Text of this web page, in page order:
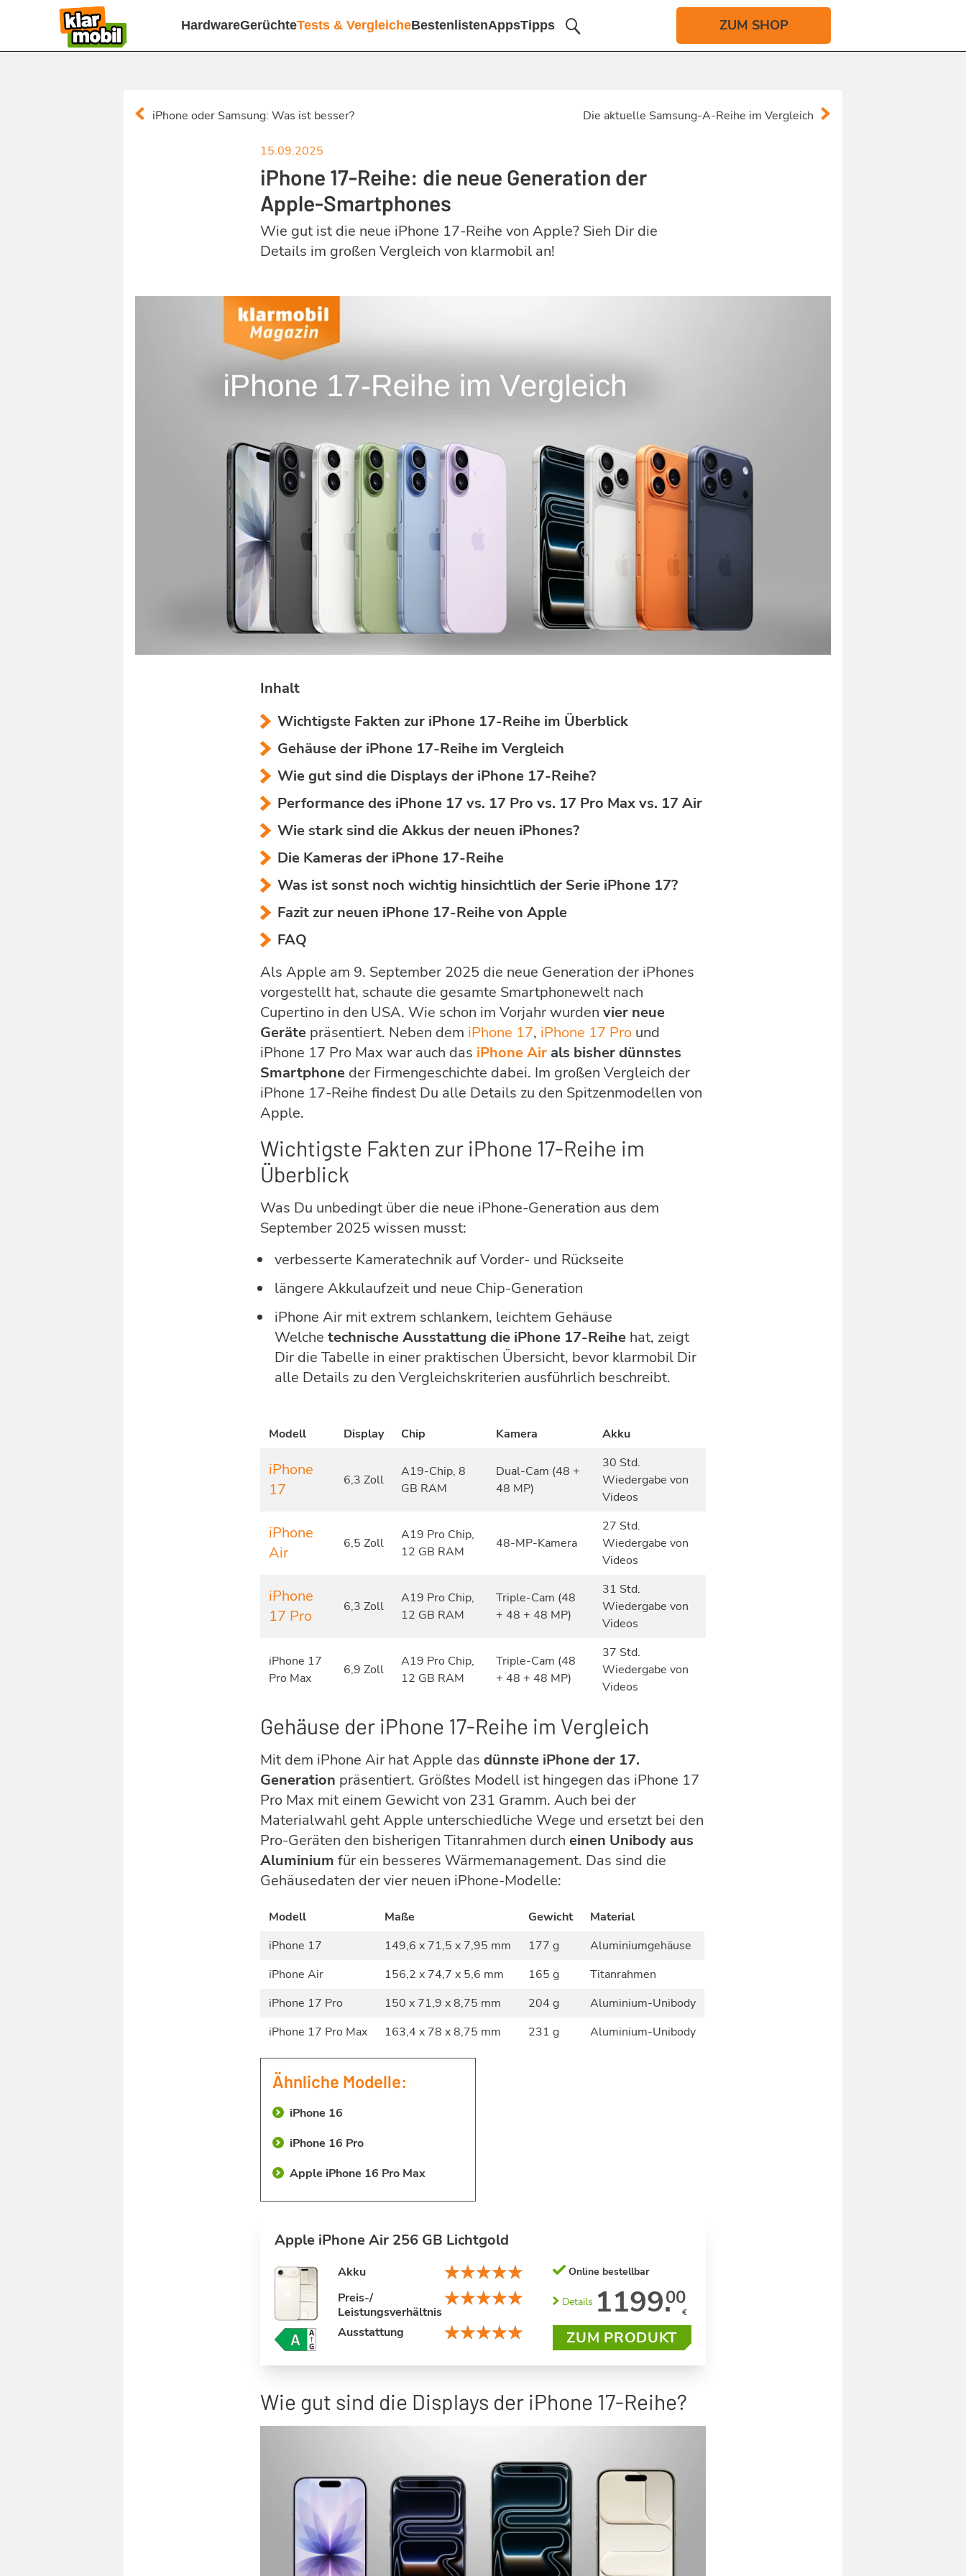
HardwareGerüchteTests & VergleicheBestenlistenAppsTipps ZUM SHOP
iPhone oder Samsung: Was ist besser? Die aktuelle Samsung-A-Reihe im Vergleich
15.09.2025
iPhone 17-Reihe: die neue Generation der
Apple-Smartphones
Wie gut ist die neue iPhone 17-Reihe von Apple? Sieh Dir die
Details im großen Vergleich von klarmobil an!
Inhalt
Wichtigste Fakten zur iPhone 17-Reihe im Überblick
Gehäuse der iPhone 17-Reihe im Vergleich
Wie gut sind die Displays der iPhone 17-Reihe?
Performance des iPhone 17 vs. 17 Pro vs. 17 Pro Max vs. 17 Air
Wie stark sind die Akkus der neuen iPhones?
Die Kameras der iPhone 17-Reihe
Was ist sonst noch wichtig hinsichtlich der Serie iPhone 17?
Fazit zur neuen iPhone 17-Reihe von Apple
FAQ
Als Apple am 9. September 2025 die neue Generation der iPhones
vorgestellt hat, schaute die gesamte Smartphonewelt nach
Cupertino in den USA. Wie schon im Vorjahr wurden vier neue
Geräte präsentiert. Neben dem iPhone 17, iPhone 17 Pro und
iPhone 17 Pro Max war auch das iPhone Air als bisher dünnstes
Smartphone der Firmengeschichte dabei. Im großen Vergleich der
iPhone 17-Reihe findest Du alle Details zu den Spitzenmodellen von
Apple.
Wichtigste Fakten zur iPhone 17-Reihe im
Überblick
Was Du unbedingt über die neue iPhone-Generation aus dem
September 2025 wissen musst:
verbesserte Kameratechnik auf Vorder- und Rückseite
längere Akkulaufzeit und neue Chip-Generation
iPhone Air mit extrem schlankem, leichtem Gehäuse
Welche technische Ausstattung die iPhone 17-Reihe hat, zeigt
Dir die Tabelle in einer praktischen Übersicht, bevor klarmobil Dir
alle Details zu den Vergleichskriterien ausführlich beschreibt.
Modell Display Chip Kamera Akku
iPhone
17
6,3 Zoll
A19-Chip, 8
GB RAM
Dual-Cam (48 +
48 MP)
30 Std.
Wiedergabe von
Videos
iPhone
Air
6,5 Zoll
A19 Pro Chip,
12 GB RAM
48-MP-Kamera
27 Std.
Wiedergabe von
Videos
iPhone
17 Pro
6,3 Zoll
A19 Pro Chip,
12 GB RAM
Triple-Cam (48
+ 48 + 48 MP)
31 Std.
Wiedergabe von
Videos
iPhone 17
Pro Max
6,9 Zoll
A19 Pro Chip,
12 GB RAM
Triple-Cam (48
+ 48 + 48 MP)
37 Std.
Wiedergabe von
Videos
Gehäuse der iPhone 17-Reihe im Vergleich
Mit dem iPhone Air hat Apple das dünnste iPhone der 17.
Generation präsentiert. Größtes Modell ist hingegen das iPhone 17
Pro Max mit einem Gewicht von 231 Gramm. Auch bei der
Materialwahl geht Apple unterschiedliche Wege und ersetzt bei den
Pro-Geräten den bisherigen Titanrahmen durch einen Unibody aus
Aluminium für ein besseres Wärmemanagement. Das sind die
Gehäusedaten der vier neuen iPhone-Modelle:
Modell Maße Gewicht
Material
iPhone 17
149,6 x 71,5 x 7,95 mm 177 g
Aluminiumgehäuse
iPhone Air
156,2 x 74,7 x 5,6 mm 165 g
Titanrahmen
iPhone 17 Pro
150 x 71,9 x 8,75 mm 204 g
Aluminium-Unibody
iPhone 17 Pro Max
163,4 x 78 x 8,75 mm 231 g Aluminium-Unibody
Ähnliche Modelle:
iPhone 16
iPhone 16 Pro
Apple iPhone 16 Pro Max
Apple iPhone Air 256 GB Lichtgold
Akku
Preis-/
Leistungsverhältnis
Ausstattung
Online bestellbar
Details 1199.00
€
ZUM PRODUKT
Wie gut sind die Displays der iPhone 17-Reihe?